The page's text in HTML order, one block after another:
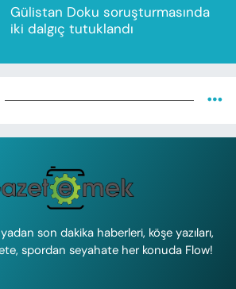
Gülistan Doku soruşturmasında
iki dalgıç tutuklandı
son dakika haberleri, köşe yazıları,
spordan seyahate her konuda Flow!